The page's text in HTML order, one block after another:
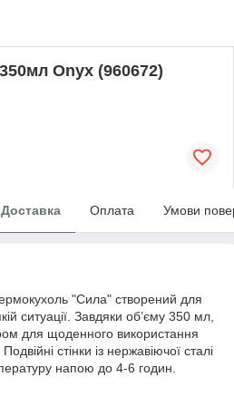
Onyx (960672)
Доставка Оплата Умови
"Сила" створений для
ситуації. Завдяки об’єму 350 мл,
для щоденного використання
стінки із нержавіючої сталі
напою до 4-6 годин.